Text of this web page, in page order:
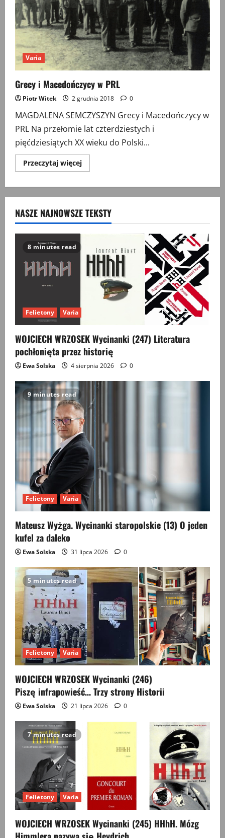
Varia
Grecy i Macedończycy w PRL
Piotr Witek 2 grudnia 2018 0
MAGDALENA SEMCZYSZYN Grecy i Macedończycy w
PRL Na przełomie lat czterdziestych i
pięćdziesiątych XX wieku do Polski...
Przeczytaj więcejPrzeczytaj
więcej
Macedończycy
PRL
NASZE NAJNOWSZE TEKSTY
8 minutes read
Felietony Varia
WOJCIECH WRZOSEK Wycinanki (247) Literatura
pochłonięta przez historię
Ewa Solska 4 sierpnia 2026 0
9 minutes read
Felietony Varia
Mateusz Wyżga. Wycinanki staropolskie (13) O jeden
kufel za daleko
Ewa Solska 31 lipca 2026 0
5 minutes read
Felietony Varia
WOJCIECH WRZOSEK Wycinanki (246)
Piszę infrapowieść… Trzy strony Historii
Ewa Solska 21 lipca 2026 0
7 minutes read
Felietony Varia
WOJCIECH WRZOSEK Wycinanki (245) HHhH. Mózg